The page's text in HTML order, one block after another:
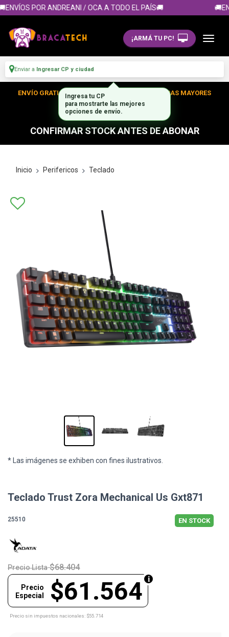
POR ANDREANI / OCA A TODO EL PAÍS🚚
¡ARMÁ TU PC!
Enviar a Ingresar CP y ciudad
ENVÍO GRATIS DENTRO DE CABA EN TUS COMPRAS MAYORES
A $300.000
CONFIRMAR STOCK ANTES DE ABONAR
Inicio Perifericos Teclado
* Las imágenes se exhiben con fines ilustrativos.
Teclado Trust Zora Mechanical Us Gxt871
25510 EN STOCK
Precio Lista $68.404
$61.564
Precio
Especial
Precio sin impuestos nacionales: $55.714